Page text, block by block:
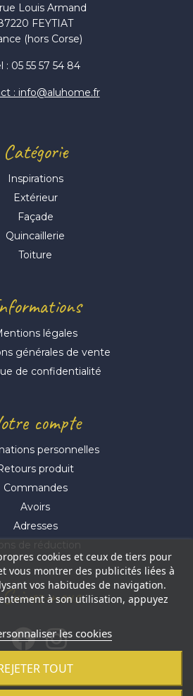
Louis Armand
FEYTIAT
(hors Corse)
: 05 55 57 54 84
: info@aluhome.fr
compte
personnelles
produit
Commandes
Avoirs
Adresses
Catégorie
Inspirations
Extérieur
Façade
Quincaillerie
Toiture
légales
générales de vente
de confidentialité
Suivez-nous
cookies et ceux de tiers pour
vous montrer des publicités liées à
vos habitudes de navigation.
à son utilisation, appuyez
les cookies
TOUT